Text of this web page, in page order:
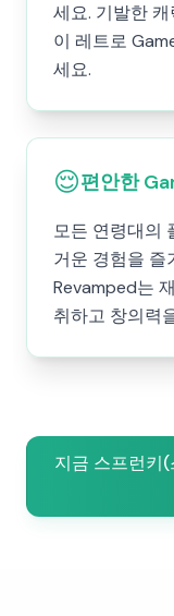
세요. 기발한
이 레트로
세요.
😌편안한
모든 연령대의
거운 경험을 즐
Revamped는
취하고 창의력
지금 스프런키